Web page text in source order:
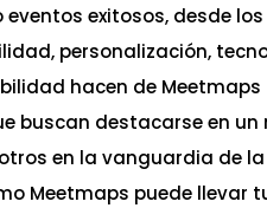
exitosos, desde
personalización,
hacen de Meetmaps
buscan destacarse en un
en la vanguardia de la
Meetmaps puede llevar